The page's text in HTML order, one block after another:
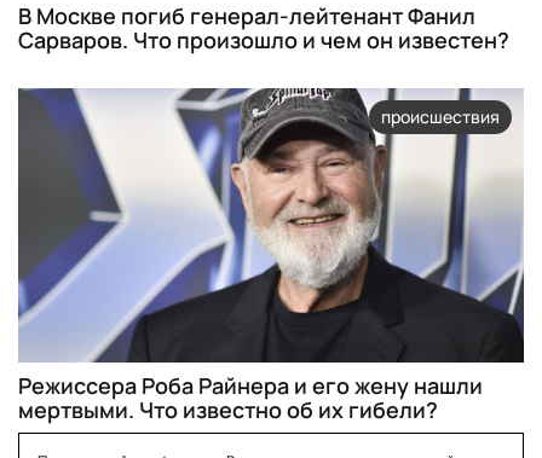
В Москве погиб генерал-лейтенант Фанил
Сарваров. Что произошло и чем он известен?
происшествия
Режиссера Роба Райнера и его жену нашли
мертвыми. Что известно об их гибели?